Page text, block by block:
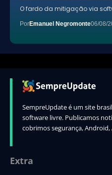
O fardo da mitigação via
PorEmanuel Negromonte06/08/
SempreUpdate é um site
software livre. Publicamos
cobrimos segurança,
Extra